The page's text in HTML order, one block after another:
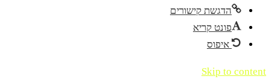
הדגשת קישורים
פונט קריא
איפוס
Skip to content